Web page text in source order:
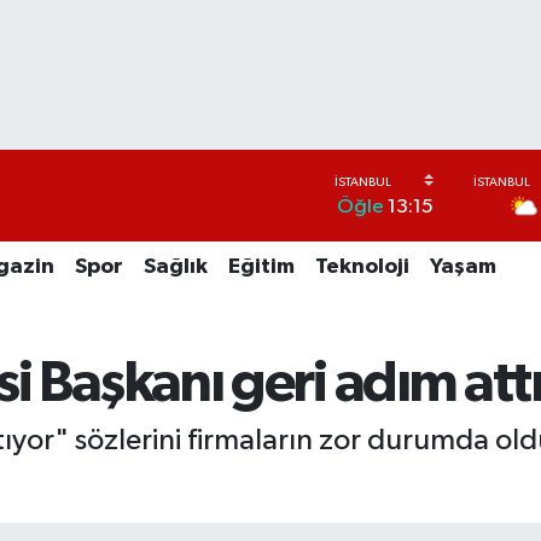
Öğle 13:15
Spor Sağlık Eğitim Teknoloji Yaşam
Başkanı geri adım
sözlerini firmaların zor durumda